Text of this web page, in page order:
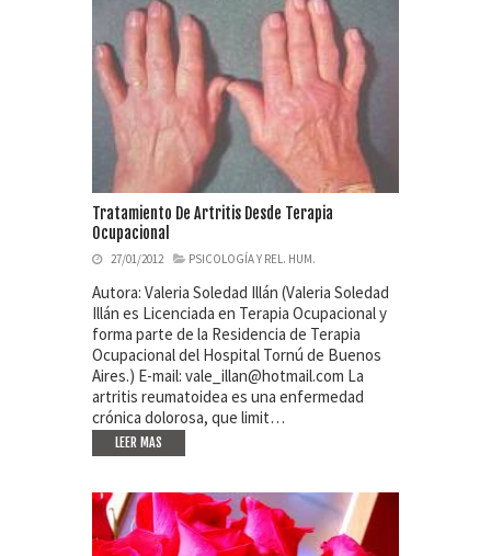
Tratamiento De Artritis Desde Terapia
Ocupacional
27/01/2012 PSICOLOGÍA Y REL. HUM.
Autora: Valeria Soledad Illán (Valeria Soledad
Illán es Licenciada en Terapia Ocupacional y
forma parte de la Residencia de Terapia
Ocupacional del Hospital Tornú de Buenos
Aires.) E-mail: vale_illan@hotmail.com La
artritis reumatoidea es una enfermedad
crónica dolorosa, que limit…
LEER MAS